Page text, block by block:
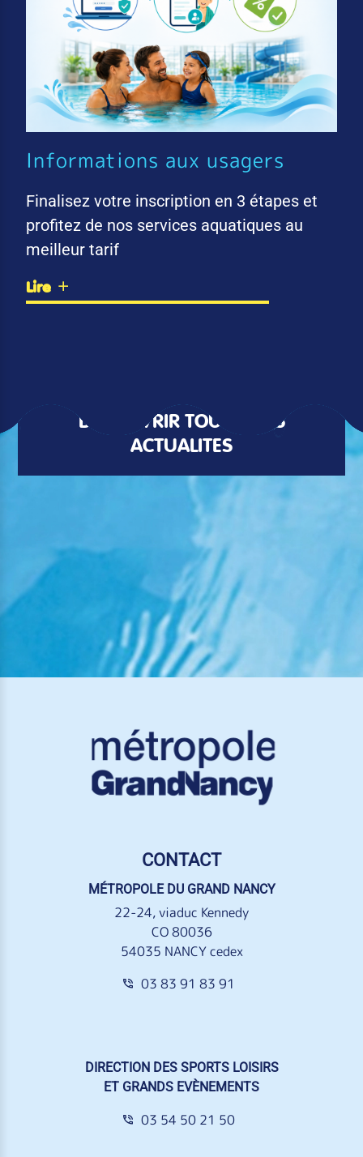
Informations aux usagers
Finalisez votre inscription en 3 étapes et
profitez de nos services aquatiques au
meilleur tarif
Lire
DÉCOUVRIR TOUTES LES
ACTUALITÉS
CONTACT
MÉTROPOLE DU GRAND NANCY
22-24, viaduc Kennedy
CO 80036
54035 NANCY cedex
03 83 91 83 91
DIRECTION DES SPORTS LOISIRS
ET GRANDS EVÈNEMENTS
03 54 50 21 50